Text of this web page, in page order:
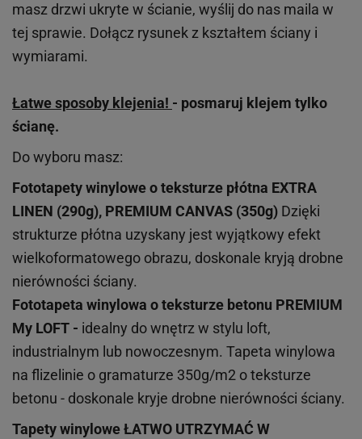
masz drzwi ukryte w ścianie, wyślij do nas maila w
tej sprawie. Dołącz rysunek z kształtem ściany i
wymiarami.
Łatwe sposoby klejenia! - posmaruj klejem tylko
ścianę.
Do wyboru masz:
Fototapety winylowe oteksturze płótna EXTRA
LINEN (290g), PREMIUM CANVAS (350g) Dzięki
strukturze płótna uzyskany jest wyjątkowy efekt
wielkoformatowego obrazu, doskonale kryją drobne
nierówności ściany.
Fototapeta winylowa oteksturze betonu PREMIUM
My LOFT - idealny do wnętrz w stylu loft,
industrialnym lub nowoczesnym. Tapeta winylowa
na flizelinie o gramaturze 350g/m2 o teksturze
betonu - doskonale kryje drobne nierówności ściany.
Tapety winyloweŁATWO UTRZYMAĆ W